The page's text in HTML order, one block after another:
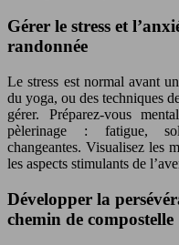
Gérer le stress et
randonnée
Le stress est normal avant
du yoga, ou des techniques
gérer. Préparez-vous
pèlerinage : fatigue,
changeantes. Visualisez les
les aspects stimulants de
Développer la
chemin de compostelle